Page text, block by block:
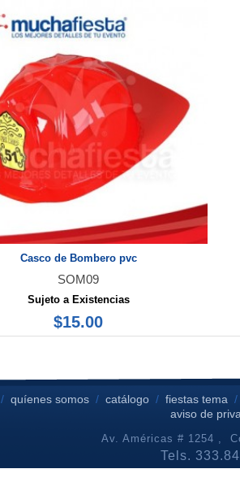
Casco de Bombero pvc
SOM09
Sujeto a Existencias
$15.00
/quíenes somos /catálogo / fiestas tema
aviso de
Av. Américas # 1254 ,
Tels.